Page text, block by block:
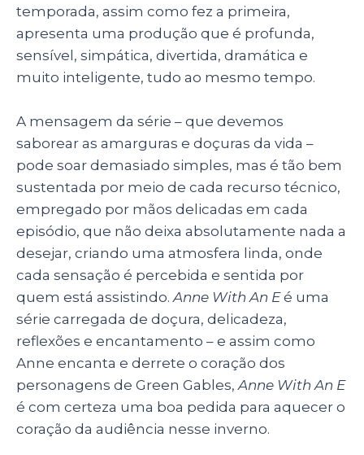
temporada, assim como fez a primeira,
apresenta uma produção que é profunda,
sensível, simpática, divertida, dramática e
muito inteligente, tudo ao mesmo tempo.
A mensagem da série – que devemos
saborear as amarguras e doçuras da vida –
pode soar demasiado simples, mas é tão bem
sustentada por meio de cada recurso técnico,
empregado por mãos delicadas em cada
episódio, que não deixa absolutamente nada a
desejar, criando uma atmosfera linda, onde
cada sensação é percebida e sentida por
quem está assistindo. Anne With An Eé uma
série carregada de doçura, delicadeza,
reflexões e encantamento – e assim como
Anne encanta e derrete o coração dos
personagens de Green Gables, Anne With An E
é com certeza uma boa pedida para aquecer o
coração da audiência nesse inverno.